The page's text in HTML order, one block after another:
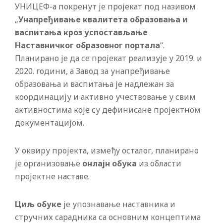
УНИЦЕФ-а покренут је пројекат под називом
„Унапређивање квалитета образовања и
васпитања кроз успостављање
Наставничког образовног портала“.
Планирано је да се пројекат реализује у 2019. и
2020. години, а Завод за унапређивање
образовања и васпитања је надлежан за
координацију и активно учествовање у свим
активностима које су дефинисане пројектном
документацијом.
У оквиру пројекта, између осталог, планирано
је организовање онлајн обука из области
пројектне наставе.
Циљ обуке је упознавање наставника и
стручних сарадника са основним концептима